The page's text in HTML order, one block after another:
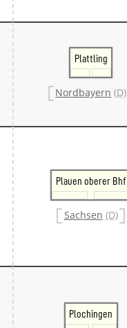
Plattling
Nordbayern (D)
Plauen oberer Bhf
Sachsen (D)
Plochingen